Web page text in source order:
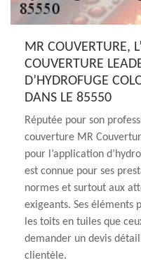
MR COUVERTURE,
COUVERTURE
D’HYDROFUGE
DANS LE 85550
Réputée pour son
couverture MR
pour l’application
est connue pour ses
normes et surtout aux
exigeants. Ses éléments
les toits en tuiles que
demander un devis
clientèle.